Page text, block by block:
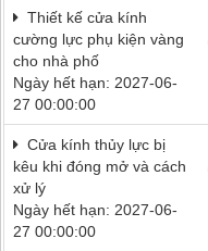
Thiết kế cửa kính
cường lực phụ kiện vàng
cho nhà phố
Ngày hết hạn: 2027-06-
27 00:00:00
Cửa kính thủy lực bị
kêu khi đóng mở và cách
xử lý
Ngày hết hạn: 2027-06-
27 00:00:00